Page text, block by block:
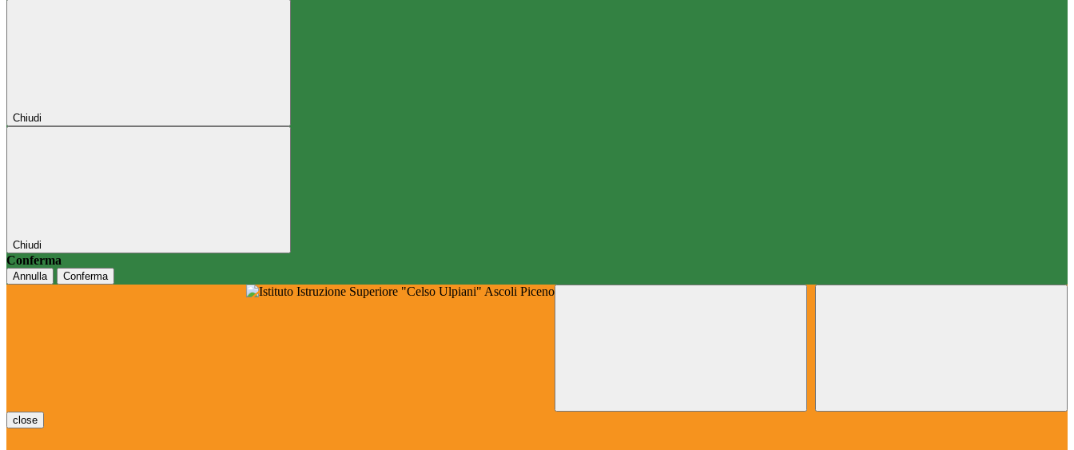
Chiudi
Chiudi
Conferma
Annulla Conferma
close